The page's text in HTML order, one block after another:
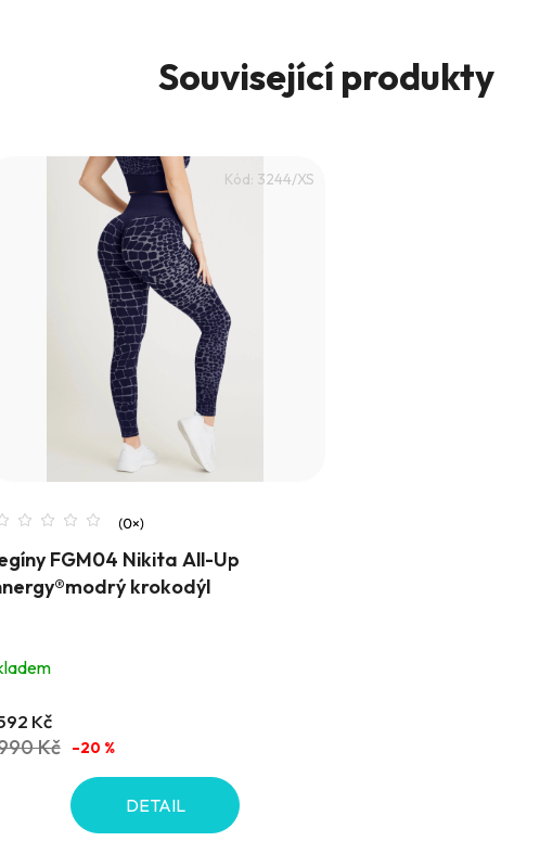
Související produkty
FGM04 Nikita All-Up
krokodýl
Kč
Kč –20 %
DETAIL
Kód: 3244/XS